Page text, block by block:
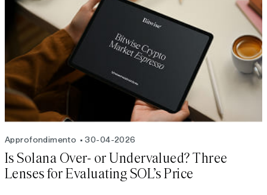
Approfondimento 30-04-2026
Is Solana Over- or Undervalued? Three
Lenses for Evaluating SOL’s Price